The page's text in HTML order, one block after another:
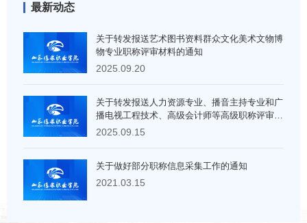
最新动态
关于转发报送艺术图书资料群众文化美术文物博
物专业职称评审材料的通知
2025.09.20
关于转发报送人力资源专业、播音主持专业和广
播电视工程技术、高级会计师等高级职称评审材
料的通知
2025.09.15
关于做好部分职称信息采集工作的通知
2021.03.15